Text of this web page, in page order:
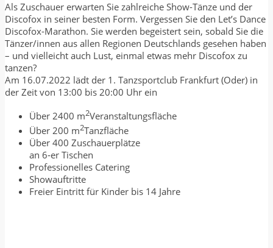
Als Zuschauer erwarten Sie zahlreiche Show-Tänze und der
Discofox in seiner besten Form. Vergessen Sie den Let’s Dance
Discofox-Marathon. Sie werden begeistert sein, sobald Sie die
Tänzer/innen aus allen Regionen Deutschlands gesehen haben
– und vielleicht auch Lust, einmal etwas mehr Discofox zu
tanzen?
Am 16.07.2022 lädt der 1. Tanzsportclub Frankfurt (Oder) in
der Zeit von 13:00 bis 20:00 Uhr ein
Über 2400 m2Veranstaltungsfläche
Über 200 m2Tanzfläche
Über 400 Zuschauerplätze
an 6‑er Tischen
Professionelles Catering
Showauftritte
Freier Eintritt für Kinder bis 14 Jahre